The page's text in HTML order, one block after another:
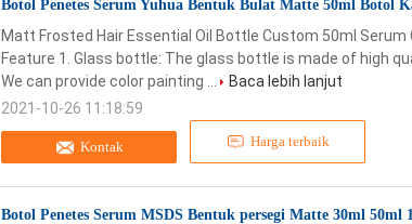
Botol Penetes Serum Yuhua Bentuk Bulat Matte 50ml Botol
Kontak Harga terbaik
Matt Frosted Hair Essential Oil Bottle Custom 50ml
Feature 1. Glass bottle: The glass bottle is made of high
We can provide color painting ...
Baca lebih lanjut
2021-10-26 11:18:59
Botol Penetes Serum MSDS Bentuk persegi Matte 30ml